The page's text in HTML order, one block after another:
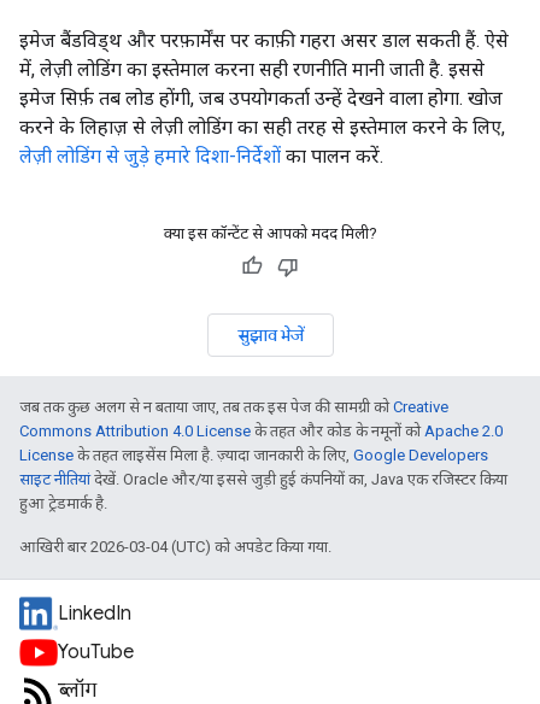
इमेज बैंडविड्थ और परफ़ार्मेंस पर काफ़ी गहरा असर डाल सकती हैं. ऐसे
में, लेज़ी लोडिंग का इस्तेमाल करना सही रणनीति मानी जाती है. इससे
इमेज सिर्फ़ तब लोड होंगी, जब उपयोगकर्ता उन्हें देखने वाला होगा. खोज
करने के लिहाज़ से लेज़ी लोडिंग का सही तरह से इस्तेमाल करने के लिए,
लेज़ी लोडिंग से जुड़े हमारे दिशा-निर्देशों का पालन करें.
क्या इस कॉन्टेंट से आपको मदद मिली?
सुझाव भेजें
जब तक कुछ अलग से न बताया जाए, तब तक इस पेज की सामग्री कोCreative
Commons Attribution 4.0 License के तहत और कोड के नमूनों कोApache 2.0
License के तहत लाइसेंस मिला है. ज़्यादा जानकारी के लिए, Google Developers
साइट नीतियांदेखें. Oracle और/या इससे जुड़ी हुई कंपनियों का, Java एक रजिस्टर किया
हुआ ट्रेडमार्क है.
आखिरी बार 2026-03-04 (UTC) को अपडेट किया गया.
LinkedIn
YouTube
ब्लॉग